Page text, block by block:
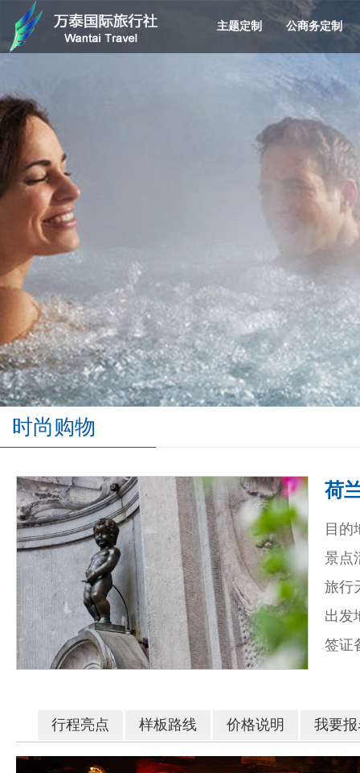
主题定制 公商务定制
时尚购物
荷
目的
景点
旅行
出发
签证
行程亮点 样板路线 价格说明 我要